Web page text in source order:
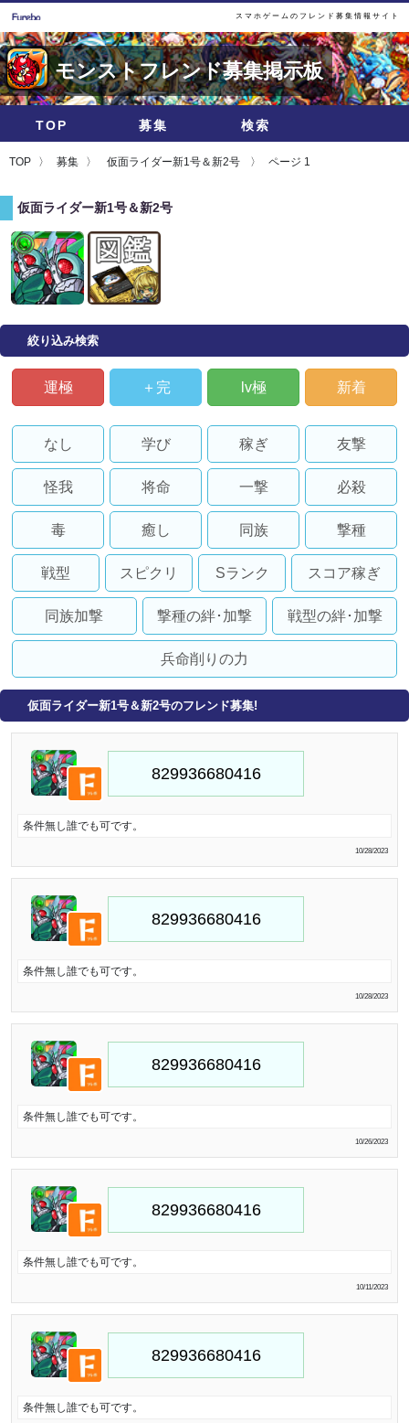
スマホゲームのフレンド募集情報サイト
モンストフレンド募集掲示板
TOP 募集 検索
TOP 募集 仮面ライダー新1号＆新2号 ページ 1
仮面ライダー新1号＆新2号
絞り込み検索
運極 ＋完 lv極 新着
なし 学び 稼ぎ 友撃
怪我 将命 一撃 必殺
毒 癒し 同族 撃種
戦型 スピクリ Sランク スコア稼ぎ
同族加撃 撃種の絆･加撃 戦型の絆･加撃
兵命削りの力
仮面ライダー新1号＆新2号のフレンド募集!
条件無し誰でも可です。
10/28/2023
条件無し誰でも可です。
10/28/2023
条件無し誰でも可です。
10/26/2023
条件無し誰でも可です。
10/11/2023
条件無し誰でも可です。